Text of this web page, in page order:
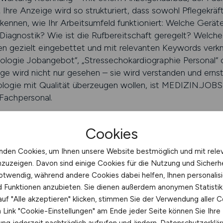
Anzeige wird so strukturiert, dass sowohl
wie Ihr Arbeitsumfeld funktioniert: Welche
Wie ist die Rufbereitschaft geregelt?
gezielt eingebettet und mit relevanten Keywords
Jobangebot“, „Stressechokardiographie
wird nicht nur gesehen – sie wird verstanden und
mit Qualität überzeugen wollen, ist
schalten
für Kliniken mit
Planung und Präzision – auch beim Recruiting.
Sie Ihre Personalgewinnung gezielt steuern können.
Cookies
Cookies, um Ihnen unsere Website bestmöglich und mit
Davon sind einige Cookies für die Nutzung und
während andere Cookies dabei helfen, Ihnen
Funktionen anzubieten. Sie dienen außerdem anonymen
"Alle akzeptieren" klicken, stimmen Sie der Verwendung aller
"Cookie-Einstellungen" am Ende jeder Seite können Sie Ihre